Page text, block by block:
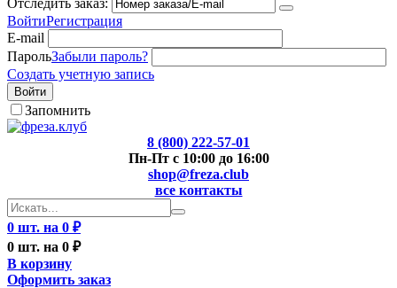
Отследить заказ:
ВойтиРегистрация
E-mail
ПарольЗабыли пароль?
Создать учетную запись
Войти
Запомнить
8 (800) 222-57-01
Пн-Пт с 10:00 до 16:00
shop@freza.club
все контакты
0 шт. на 0 ₽
0 шт. на 0 ₽
В корзину
Оформить заказ